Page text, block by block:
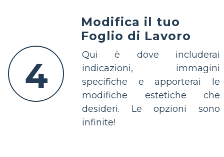
4
Modifica il tuo
Foglio di Lavoro
Qui è dove includerai
indicazioni, immagini
specifiche e apporterai le
modifiche estetiche che
desideri. Le opzioni sono
infinite!